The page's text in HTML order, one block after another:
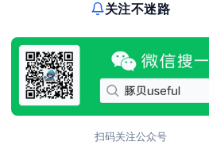
关注不迷路
扫码关注公众号